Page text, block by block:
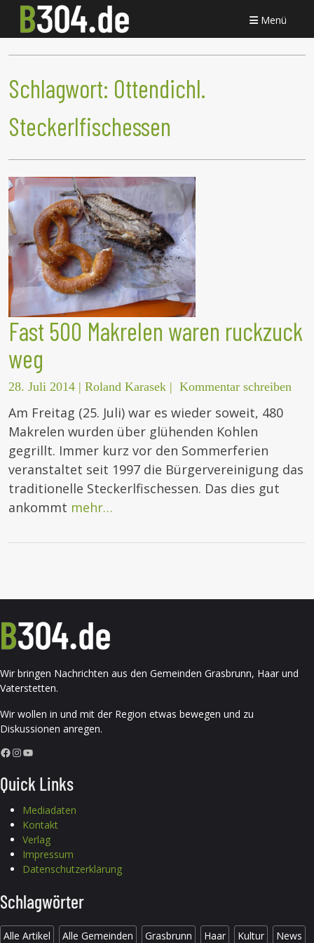
Menü
Schlagwort: Ottendichl.
Steckerlfischessen
Fast 500 Makrelen waren ruckzuck
weg
28. Juli 2014 | Roland Karasek | Kommentar schreiben
Am Freitag (25. Juli) war es wieder soweit, 480
Makrelen wurden über glühenden Kohlen
gegrillt. Immer kurz vor den Sommerferien
veranstaltet seit 1997 die Bürgervereinigung das
traditionelle Steckerlfischessen. Das dies gut
ankommt mehr…
Wir bringen Nachrichten aus den Gemeinden Grasbrunn, Haar und
Vaterstetten.
Wir wollen in und mit der Region etwas bewegen und zu
Diskussionen anregen.
Facebook InstagramYouTube
Quick Links
Mediadaten
Kontakt
Verlag
Impressum
Datenschutzerklärung
Schlagwörter
Alle Artikel Alle Gemeinden Grasbrunn Haar Kultur News